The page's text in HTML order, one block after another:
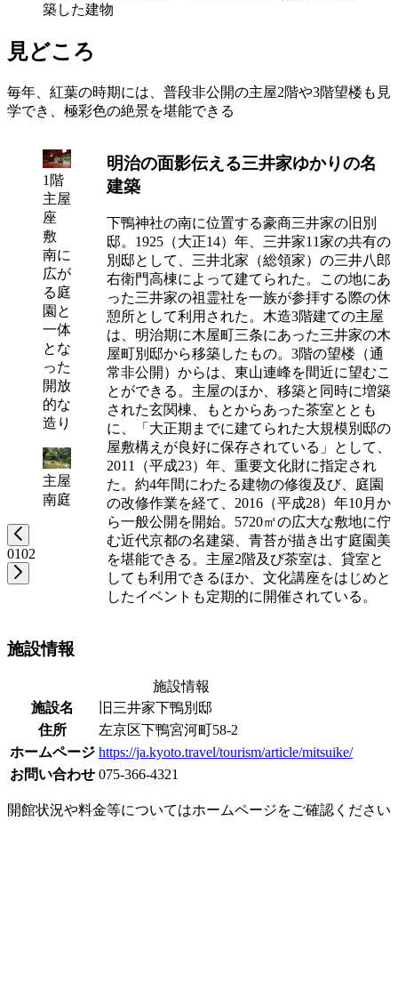
築した建物
見どころ
毎年、紅葉の時期には、普段非公開の主屋2階や3階望楼も見
学でき、極彩色の絶景を堪能できる
1階
主屋
座
敷
南に
広が
る庭
園と
一体
とな
った
開放
的な
造り
主屋
南庭
0102
明治の面影伝える三井家ゆかりの名
建築
下鴨神社の南に位置する豪商三井家の旧別
邸。1925（大正14）年、三井家11家の共有の
別邸として、三井北家（総領家）の三井八郎
右衛門高棟によって建てられた。この地にあ
った三井家の祖霊社を一族が参拝する際の休
憩所として利用された。木造3階建ての主屋
は、明治期に木屋町三条にあった三井家の木
屋町別邸から移築したもの。3階の望楼（通
常非公開）からは、東山連峰を間近に望むこ
とができる。主屋のほか、移築と同時に増築
された玄関棟、もとからあった茶室ととも
に、「大正期までに建てられた大規模別邸の
屋敷構えが良好に保存されている」として、
2011（平成23）年、重要文化財に指定され
た。約4年間にわたる建物の修復及び、庭園
の改修作業を経て、2016（平成28）年10月か
ら一般公開を開始。5720㎡の広大な敷地に佇
む近代京都の名建築、青苔が描き出す庭園美
を堪能できる。主屋2階及び茶室は、貸室と
しても利用できるほか、文化講座をはじめと
したイベントも定期的に開催されている。
施設情報
施設情報
施設名
旧三井家下鴨別邸
住所
左京区下鴨宮河町58-2
ホームページ https://ja.kyoto.travel/tourism/article/mitsuike/
お問い合わせ 075-366-4321
開館状況や料金等についてはホームページをご確認ください